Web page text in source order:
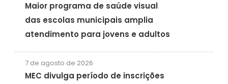
Maior programa de saúde visual
das escolas municipais amplia
atendimento para jovens e adultos
7 de agosto de 2026
MEC divulga período de inscrições